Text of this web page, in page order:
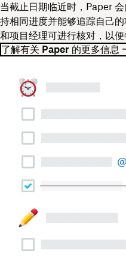
当截止日期临近时，Paper
持相同进度并能够追踪自己
和项目经理可进行核对，以便
了解有关 Paper 的更多信息